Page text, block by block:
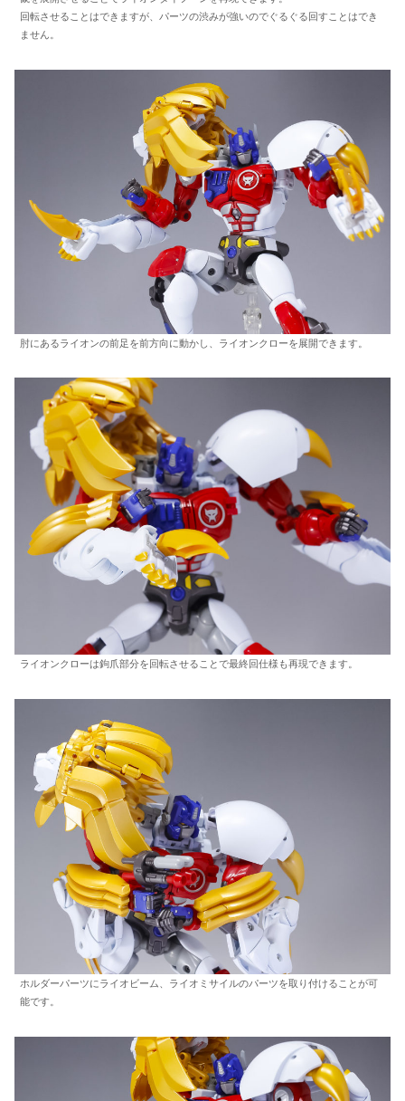
回転させることはできますが、パーツの渋みが強いのでぐるぐる回すことはでき
ません。
肘にあるライオンの前足を前方向に動かし、ライオンクローを展開できます。
ライオンクローは鉤爪部分を回転させることで最終回仕様も再現できます。
ホルダーパーツにライオビーム、ライオミサイルのパーツを取り付けることが可
能です。